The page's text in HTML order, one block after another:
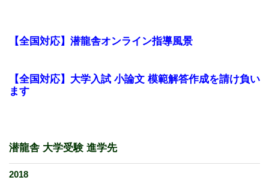
【全国対応】潜龍舎オンライン指導風景
【全国対応】大学入試 小論文 模範解答作成を請け負い
ます
潜龍舎 大学受験 進学先
2018